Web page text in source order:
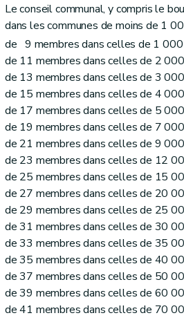
Art. 52
Art. 53
Art. 54
Art. 54 bis
Art. 55
Art. 56
Art. 57
Art. 58
Art. 59
Art. 60
Art. 61
Art. 62
Art. 63
Art. 64
Art. 65
Art. 66
Le conseil communal, y compris le
dans les communes de moins de 1
de 9 membres dans celles de 1
de 11 membres dans celles de 2
de 13 membres dans celles de 3
de 15 membres dans celles de 4
de 17 membres dans celles de 5
de 19 membres dans celles de 7
de 21 membres dans celles de 9
de 23 membres dans celles de 12
de 25 membres dans celles de 15
de 27 membres dans celles de 20
de 29 membres dans celles de 25
de 31 membres dans celles de 30
de 33 membres dans celles de 35
de 35 membres dans celles de 40
de 37 membres dans celles de 50
de 39 membres dans celles de 60
de 41 membres dans celles de 70